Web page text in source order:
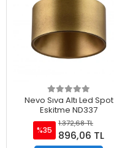
Nevo Sıva Altı Led Spot
Eskitme ND337
%35
1.372,68 TL
896,06 TL